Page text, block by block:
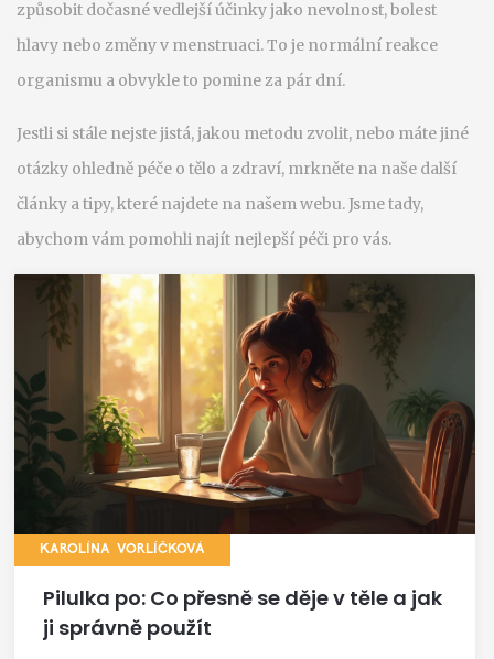
způsobit dočasné vedlejší účinky jako nevolnost, bolest
hlavy nebo změny v menstruaci. To je normální reakce
organismu a obvykle to pomine za pár dní.
Jestli si stále nejste jistá, jakou metodu zvolit, nebo máte jiné
otázky ohledně péče o tělo a zdraví, mrkněte na naše další
články a tipy, které najdete na našem webu. Jsme tady,
abychom vám pomohli najít nejlepší péči pro vás.
KAROLÍNA VORLÍČKOVÁ
Pilulka po: Co přesně se děje v těle a jak
ji správně použít